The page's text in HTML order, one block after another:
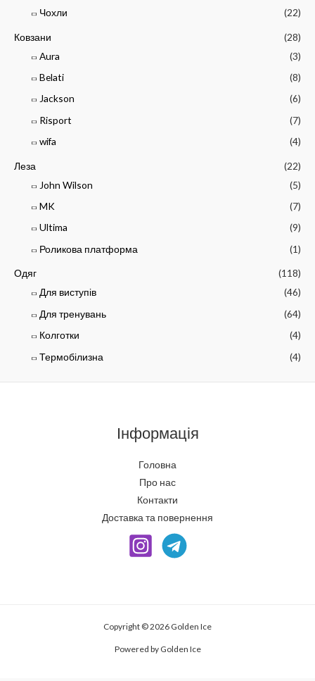
Чохли
(22)
Ковзани
(28)
Aura
(3)
Belati
(8)
Jackson
(6)
Risport
(7)
wifa
(4)
Леза
(22)
John Wilson
(5)
MK
(7)
Ultima
(9)
Роликова платформа
(1)
Одяг
(118)
Для виступів
(46)
Для тренувань
(64)
Колготки
(4)
Термобілизна
(4)
Інформація
Головна
Про нас
Контакти
Доставка та повернення
Copyright © 2026 Golden Ice
Powered by Golden Ice